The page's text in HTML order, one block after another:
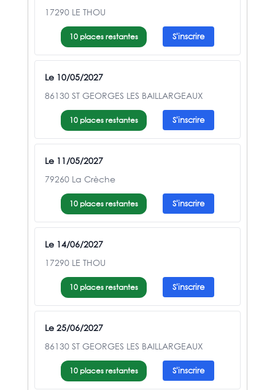
17290 LE THOU
10 places restantes S'inscrire
Le 10/05/2027
86130 ST GEORGES LES BAILLARGEAUX
10 places restantes S'inscrire
Le 11/05/2027
79260 La Crèche
10 places restantes S'inscrire
Le 14/06/2027
17290 LE THOU
10 places restantes S'inscrire
Le 25/06/2027
86130 ST GEORGES LES BAILLARGEAUX
10 places restantes S'inscrire